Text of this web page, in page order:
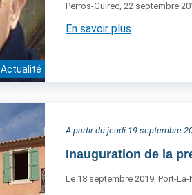
Actualité
Perros-Guirec, 22 septembre
En savoir plus
A partir du jeudi 19 septembre
Inauguration de la
Le 18 septembre 2019, Port-